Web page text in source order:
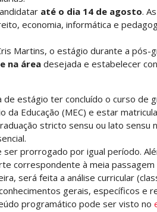
até o dia 14 de agosto.
economia, informática e
Martins, o estágio durante a pós-
na áreadesejada e estabelecer
estágio ter concluído o curso de
da Educação (MEC) e estar
stricto sensu ou lato sensu
prorrogado por igual período.
correspondente à meia passagem
será feita a análise curricular
gerais, específicos e
programático pode ser visto no